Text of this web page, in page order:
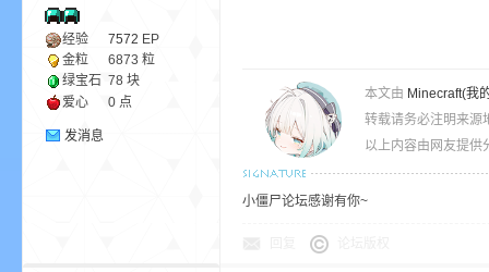
经验 7572 EP
金粒
6873 粒
绿宝石 78 块
爱心
0 点
发消息
本文由 Minecraft(我
转载请务必注明来源
以上内容由网友提供
小僵尸论坛感谢有你~